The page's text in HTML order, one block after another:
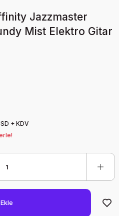
Jazzmaster
Mist Elektro Gitar
+ KDV